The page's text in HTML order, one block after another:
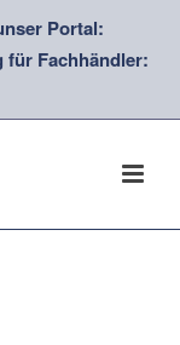
Portal:
Fachhändler: